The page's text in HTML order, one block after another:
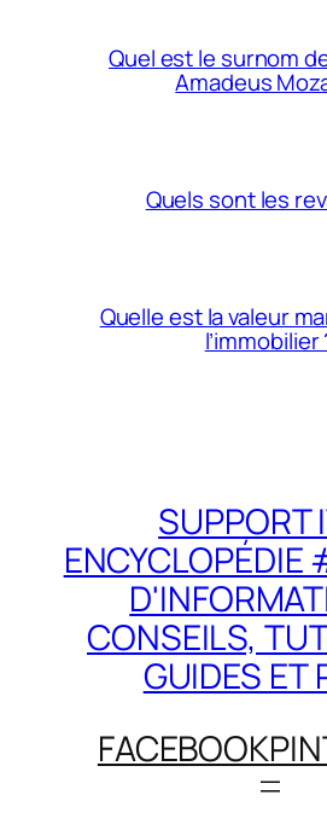
Quel est le surnom
Amadeus
Quels sont les
Quelle est la valeur
l’immobilier
SUPPORT
ENCYCLOPÉDIE
CONSEILS,
GUIDES ET
FACEBOOK